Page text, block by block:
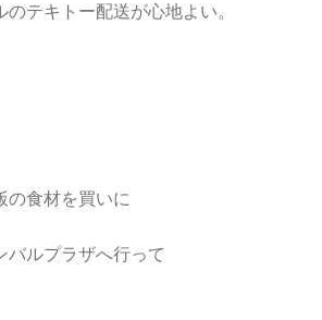
テキトー配送が心地よい。
の食材を買いに
バルプラザへ行って